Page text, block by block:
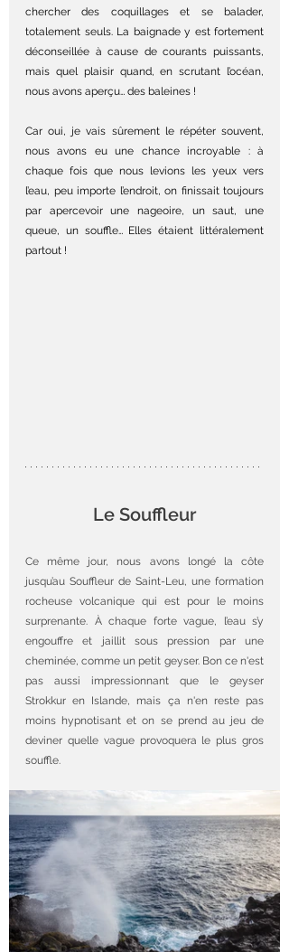
chercher des coquillages et se balader,
totalement seuls. La baignade y est fortement
déconseillée à cause de courants puissants,
mais quel plaisir quand, en scrutant l’océan,
nous avons aperçu… des baleines !
Car oui, je vais sûrement le répéter souvent,
nous avons eu une chance incroyable : à
chaque fois que nous levions les yeux vers
l’eau, peu importe l’endroit, on finissait toujours
par apercevoir une nageoire, un saut, une
queue, un souffle… Elles étaient littéralement
partout !
Le Souffleur
Ce même jour, nous avons longé la côte
jusqu’au Souffleur de Saint-Leu, une formation
rocheuse volcanique qui est pour le moins
surprenante. À chaque forte vague, l’eau s’y
engouffre et jaillit sous pression par une
cheminée, comme un petit geyser. Bon ce n'est
pas aussi impressionnant que le geyser
Strokkur en Islande, mais ça n'en reste pas
moins hypnotisant et on se prend au jeu de
deviner quelle vague provoquera le plus gros
souffle.